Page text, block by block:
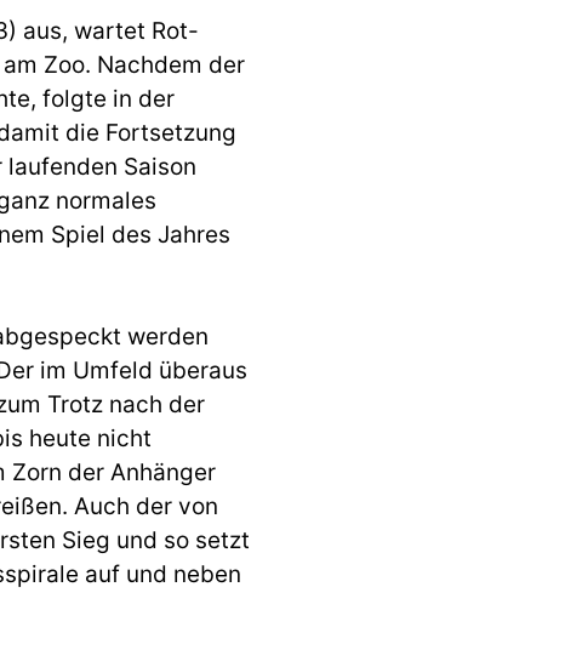
aus, wartet Rot-
Zoo. Nachdem der
folgte in der
die Fortsetzung
Saison
normales
Spiel des Jahres
werden
im Umfeld überaus
Trotz nach der
heute nicht
der Anhänger
Auch der von
Sieg und so setzt
auf und neben